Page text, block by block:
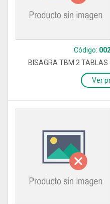
Código:
BISAGRA TBM 2
Ver